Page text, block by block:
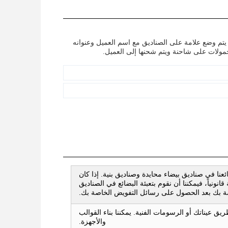
وضع علامة على الصناديق مع اسم العميل وعنوانه
على شاحنة ويتم شحنها إلى العميل.
في صناديق بيضاء محايدة وصناديق بنية. إذا كان
فيمكننا أن نقوم بتعبئة البضائع في الصناديق
بك بعد الحصول على رسائل التفويض الخاصة بك.
عيناتك أو الرسومات الفنية. يمكننا بناء القوالب
والأجهزة.